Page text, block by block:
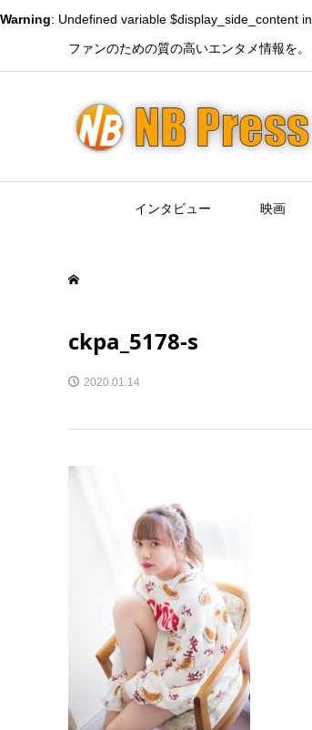
Warning: Undefined variable $display_side_content in
ファンのための質の高いエンタメ情報を。
インタビュー 映画
ckpa_5178-s
2020.01.14